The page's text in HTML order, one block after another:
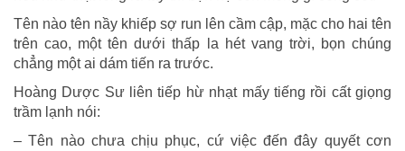
Tên nào tên nầy khiếp sợ run lên cầm cập, mặc cho hai tên
trên cao, một tên dưới thấp la hét vang trời, bọn chúng
chẳng một ai dám tiến ra trước.
Hoàng Dược Sư liên tiếp hừ nhạt mấy tiếng rồi cất giọng
trầm lạnh nói:
– Tên nào chưa chịu phục, cứ việc đến đây quyết cơn